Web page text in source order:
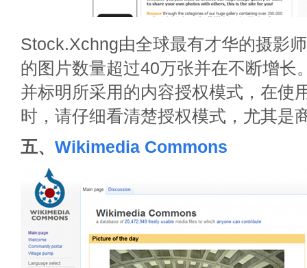
Stock.Xchng由全球最有才华的摄影
的图片数量超过40万张并在不断增长
并标明所采用的内容授权模式，在使
时，请仔细看清楚授权模式，尤其是
五、 Wikimedia Commons